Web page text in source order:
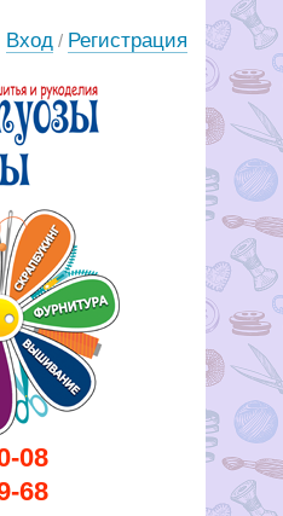
08
68
Товары для
Вход / Регистрация